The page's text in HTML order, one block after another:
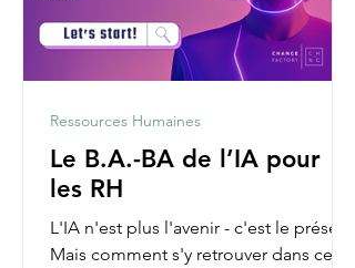
Le B.A.-BA de l’IA pour
les RH
L'IA n'est plus l'avenir - c'est le présent.
Mais comment s'y retrouver dans cette
Ressources Humaines